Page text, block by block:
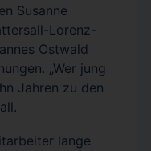
Susanne
Lorenz-
Ostwald
„Wer jung
Jahren zu den
lange